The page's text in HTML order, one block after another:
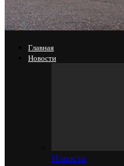
Главная
Новости
Новости